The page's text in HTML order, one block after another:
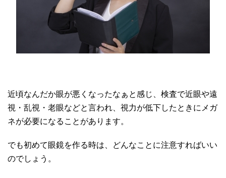
近頃なんだか眼が悪くなったなぁと感じ、検査で近眼や遠
視・乱視・老眼などと言われ、視力が低下したときにメガ
ネが必要になることがあります。
でも初めて眼鏡を作る時は、どんなことに注意すればいい
のでしょう。